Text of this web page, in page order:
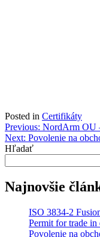
Posted in Certifikáty
Navigácia
v
Previous: NordArm OU
Next: Povolenie na
Hľadať
Najnovšie
ISO 3834-2
Permit for trade in
Povolenie na